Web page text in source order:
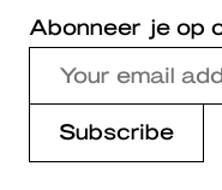
Abonneer je op